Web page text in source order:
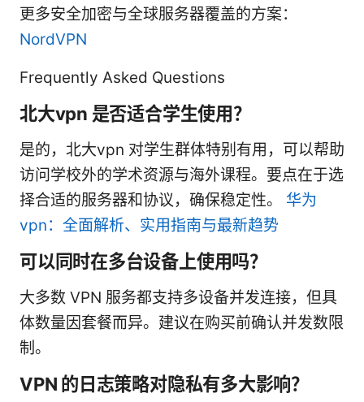
更多安全加密与全球服务器覆盖的方案：
NordVPN
Frequently Asked Questions
北大vpn 是否适合学生使用？
是的，北大vpn 对学生群体特别有用，可以帮助
访问学校外的学术资源与海外课程。要点在于选
择合适的服务器和协议，确保稳定性。 华为
vpn：全面解析、实用指南与最新趋势
可以同时在多台设备上使用吗？
大多数 VPN 服务都支持多设备并发连接，但具
体数量因套餐而异。建议在购买前确认并发数限
制。
VPN 的日志策略对隐私有多大影响？